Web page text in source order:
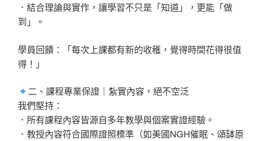
．結合理論與實作，讓學習不只是「知道」，更能「做
到」。
學員回饋：「每次上課都有新的收穫，覺得時間花得很值
得！」
二、課程專業保證｜紮實內容，絕不空泛
我們堅持：
．所有課程內容皆源自多年教學與個案實證經驗。
．教授內容符合國際證照標準（如美國NGH催眠、頌缽原